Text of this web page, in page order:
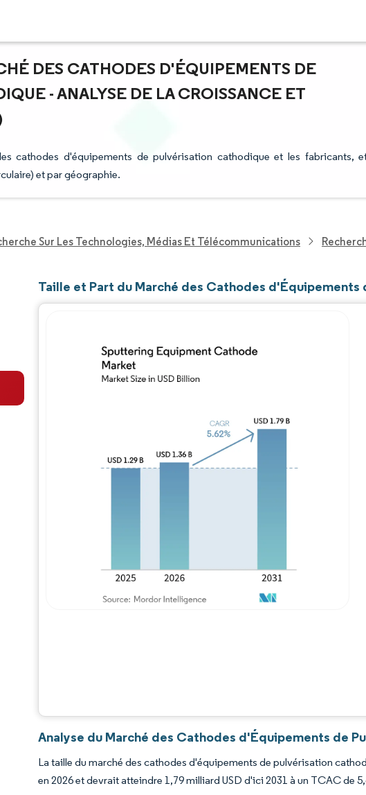
DES CATHODES D'ÉQUIPEMENTS DE
- ANALYSE DE LA CROISSANCE ET
cathodes d'équipements de pulvérisation cathodique et les fabricants,
et par géographie.
Sur Les Technologies, Médias Et Télécommunications
Taille et Part du Marché des Cathodes
Image © Mordor Intelligence. La réutilisation
Analyse du Marché des Cathodes d'Équipements de
La taille du marché des cathodes d'équipements de pulvérisation
en 2026 et devrait atteindre 1,79 milliard USD d'ici 2031 à un TCAC de